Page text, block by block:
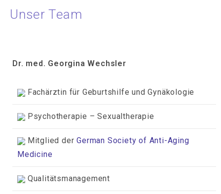
Unser Team
Dr. med. Georgina Wechsler
Fachärztin für Geburtshilfe und Gynäkologie
Psychotherapie – Sexualtherapie
Mitglied derGerman Society of Anti-Aging
Medicine
Qualitätsmanagement